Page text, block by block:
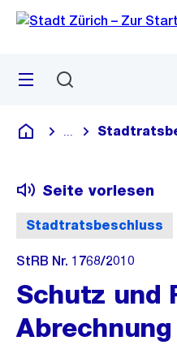
Navigation
Sprunglink
Menü
Deutsch
Blende alle
Stadtratsbeschluss
Seite vorlesen
StRB Nr. 1768/2010
Schutz und